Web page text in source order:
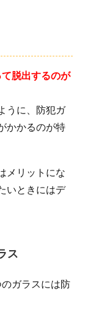
脱出するのが
うに、防犯ガ
かかるのが特
メリットにな
いときにはデ
ス
ガラスには防